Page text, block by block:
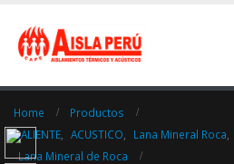
Home
Productos
CALIENTE
ACUSTICO Lana Mineral Roca
Lana Mineral de Roca